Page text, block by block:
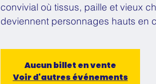
convivial où tissus, paille et vieux
deviennent personnages hauts en
Aucun billet en vente
Voir d'autres événements